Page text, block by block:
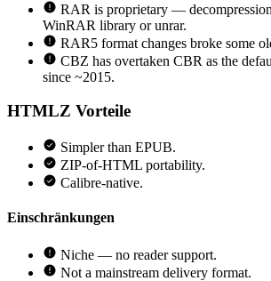
RAR is proprietary —
WinRAR library or unrar.
RAR5 format changes broke some
CBZ has overtaken CBR as the
since ~2015.
HTMLZ Vorteile
Simpler than EPUB.
ZIP-of-HTML portability.
Calibre-native.
Einschränkungen
Niche — no reader support.
Not a mainstream delivery format.